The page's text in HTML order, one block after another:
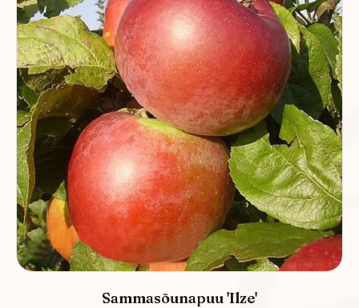
Sammasõunapuu 'Ilze'